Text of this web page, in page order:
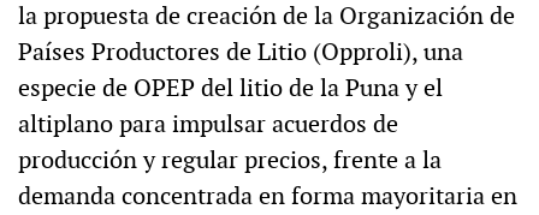
la propuesta de creación de la Organización de
Países Productores de Litio (Opproli), una
especie de OPEP del litio de la Puna y el
altiplano para impulsar acuerdos de
producción y regular precios, frente a la
demanda concentrada en forma mayoritaria en